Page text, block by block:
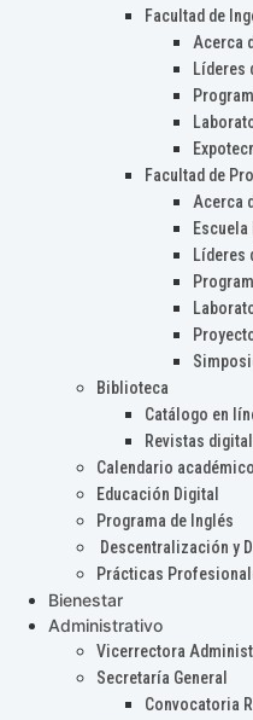
Facultad de
Acerca
Líderes
Facultad de
Acerca
Líderes
Biblioteca
Catálogo en
Revistas
Calendario académico
Educación Digital
Programa de Inglés
Descentralización y
Prácticas
Bienestar
Administrativo
Vicerrectora
Secretaría General
Convocatoria